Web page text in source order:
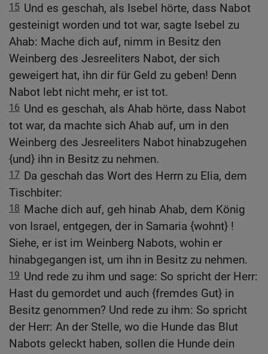
15 Und es geschah, als Isebel hörte, dass Nabot
gesteinigt worden und tot war, sagte Isebel zu
Ahab: Mache dich auf, nimm in Besitz den
Weinberg des Jesreeliters Nabot, der sich
geweigert hat, ihn dir für Geld zu geben! Denn
Nabot lebt nicht mehr, er ist tot.
16 Und es geschah, als Ahab hörte, dass Nabot
tot war, da machte sich Ahab auf, um in den
Weinberg des Jesreeliters Nabot hinabzugehen
{und} ihn in Besitz zu nehmen.
17 Da geschah das Wort des Herrn zu Elia, dem
Tischbiter:
18 Mache dich auf, geh hinab Ahab, dem König
von Israel, entgegen, der in Samaria {wohnt} !
Siehe, er ist im Weinberg Nabots, wohin er
hinabgegangen ist, um ihn in Besitz zu nehmen.
19 Und rede zu ihm und sage: So spricht der Herr:
Hast du gemordet und auch {fremdes Gut} in
Besitz genommen? Und rede zu ihm: So spricht
der Herr: An der Stelle, wo die Hunde das Blut
Nabots geleckt haben, sollen die Hunde dein